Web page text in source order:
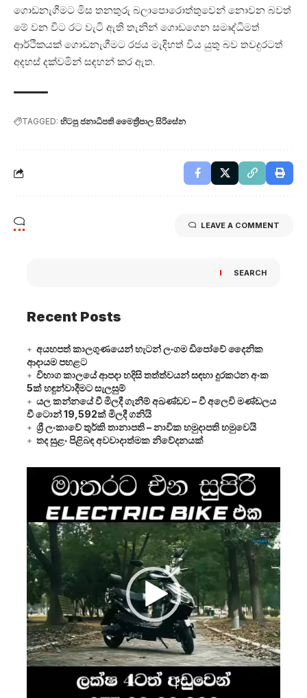
ගොඩනැගීමට මිස තනතුරු බලාපොරොත්තුවෙන් නොවන බවත්
මේ වන විට රට වැටි ඇති තැනින් ගොඩගෙන සමෘද්ධිමත්
ආර්ථිකයක් ගොඩනැගීමට රජය මැදිහත් විය යුතු බව තවදුරටත්
අදහස් දක්වමින් සඳහන් කර ඇත.
TAGGED: හිටපු ජනාධිපති මෛත්‍රීපාල සිරිසේන
LEAVE A COMMENT
SEARCH
Recent Posts
අයහපත් කාලගුණයෙන් හැටන් ලංගම ඩිපෝවේ දෛනික
ආදායම පහළට
විභාග කාලයේ ආපදා හදිසි තත්ත්වයන් සඳහා දුරකථන අංක
5ක් හඳුන්වාදීමට සැලසුම්
යල කන්නයේ වී මිලදී ගැනීම් අඛණ්ඩව – වී අලෙවි මණ්ඩලය
වී ටොන් 19,592ක් මිලදී ගනියි
ශ්‍රී ලංකාවේ තුර්කි තානාපති – නාවික හමුදාපති හමුවෙයි
තද සුළං පිළිබඳ අවවාදාත්මක නිවේදනයක්
Player